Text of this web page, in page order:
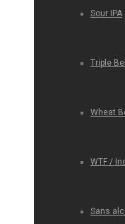
Sour IPA
Triple
Wheat
WTF /
Sans